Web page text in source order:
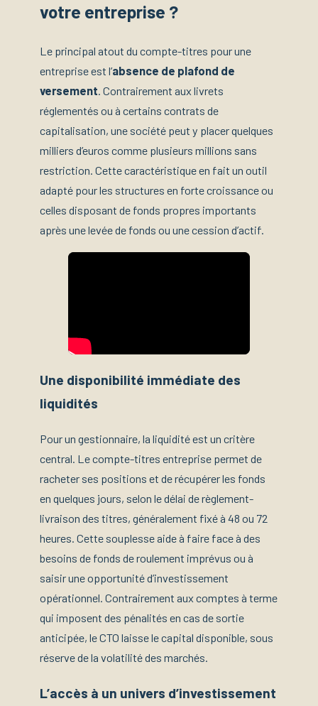
votre entreprise ?
Le principal atout du compte-titres pour une
entreprise est l’absence de plafond de
versement. Contrairement aux livrets
réglementés ou à certains contrats de
capitalisation, une société peut y placer quelques
milliers d’euros comme plusieurs millions sans
restriction. Cette caractéristique en fait un outil
adapté pour les structures en forte croissance ou
celles disposant de fonds propres importants
après une levée de fonds ou une cession d’actif.
Une disponibilité immédiate des
liquidités
Pour un gestionnaire, la liquidité est un critère
central. Le compte-titres entreprise permet de
racheter ses positions et de récupérer les fonds
en quelques jours, selon le délai de règlement-
livraison des titres, généralement fixé à 48 ou 72
heures. Cette souplesse aide à faire face à des
besoins de fonds de roulement imprévus ou à
saisir une opportunité d’investissement
opérationnel. Contrairement aux comptes à terme
qui imposent des pénalités en cas de sortie
anticipée, le CTO laisse le capital disponible, sous
réserve de la volatilité des marchés.
L’accès à un univers d’investissement